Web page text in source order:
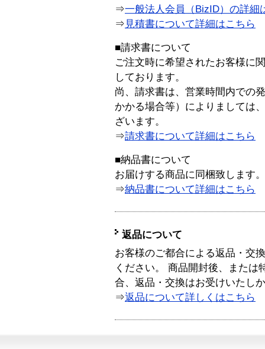
⇒一般法人会員（BizID）の詳細
⇒ 見積書について詳細はこちら
■請求書について
ご注文時に希望されたお客様に
しております。
尚、請求書は、営業時間内での
かかる場合等）によりましては
ざいます。
⇒請求書について詳細はこちら
■納品書について
お届けする商品に同梱致します。
⇒納品書について詳細はこちら
返品について
お客様のご都合による返品・交
ください。 商品開封後、または
合、返品・交換はお受けいたし
⇒返品について詳しくはこちら